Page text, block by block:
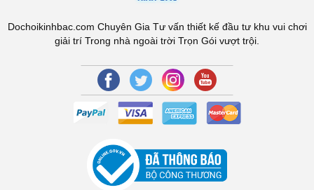
Dochoikinhbac.com Chuyên Gia Tư vấn thiết kế đầu tư khu vui chơi
giải trí Trong nhà ngoài trời Trọn Gói vượt trội.